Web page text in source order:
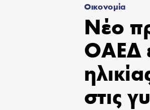
Οικονομία
Nέο
ΟΑΕΔ
στις